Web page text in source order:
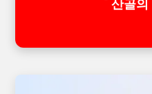
산골의